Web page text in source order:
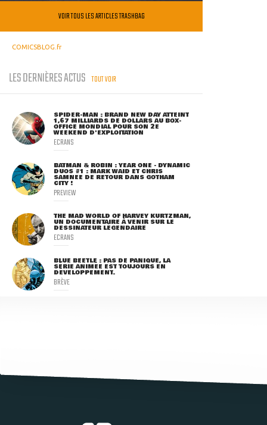
VOIR TOUS LES ARTICLES TRASHBAG
COMICSBLOG.fr
LES DERNIÈRES ACTUS TOUT VOIR
SPIDER-MAN : BRAND NEW DAY ATTEINT
1,67 MILLIARDS DE DOLLARS AU BOX-
OFFICE MONDIAL POUR SON 2E
WEEKEND D'EXPLOITATION
ECRANS
BATMAN & ROBIN : YEAR ONE - DYNAMIC
DUOS #1 : MARK WAID ET CHRIS
SAMNEE DE RETOUR DANS GOTHAM
CITY !
PREVIEW
THE MAD WORLD OF HARVEY KURTZMAN,
UN DOCUMENTAIRE À VENIR SUR LE
DESSINATEUR LÉGENDAIRE
ECRANS
BLUE BEETLE : PAS DE PANIQUE, LA
SÉRIE ANIMÉE EST TOUJOURS EN
DÉVELOPPEMENT.
BRÈVE